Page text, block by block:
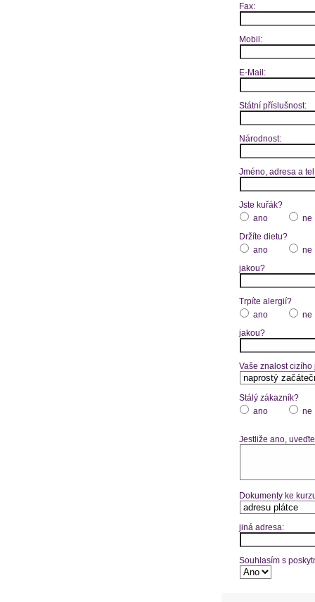
Fax:
Mobil:
E-Mail:
Státní příslušnost:
Národnost:
Jméno, adresa a
Jste kuřák?
ano
ne
Držíte dietu?
ano
ne
jakou?
Trpíte alergií?
ano
ne
jakou?
Vaše znalost cizího
Stálý zákazník?
ano
ne
Jestliže ano,
Dokumenty ke
jiná adresa:
Souhlasím s